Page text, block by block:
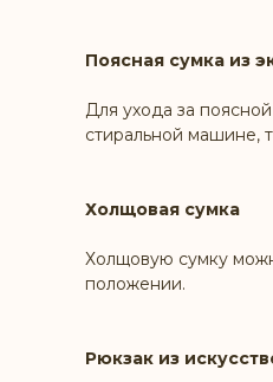
Поясная сумка из
Для ухода за
стиральной машине,
Холщовая сумка
Холщовую сумку
положении.
Рюкзак из